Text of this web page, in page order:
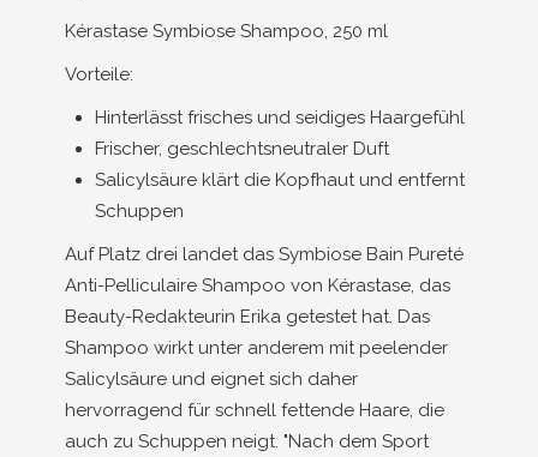
Kérastase Symbiose Shampoo, 250 ml
Vorteile:
Hinterlässt frisches und seidiges Haargefühl
Frischer, geschlechtsneutraler Duft
Salicylsäure klärt die Kopfhaut und entfernt
Schuppen
Auf Platz drei landet das Symbiose Bain Pureté
Anti-Pelliculaire Shampoo von Kérastase, das
Beauty-Redakteurin Erika getestet hat. Das
Shampoo wirkt unter anderem mit peelender
Salicylsäure und eignet sich daher
hervorragend für schnell fettende Haare, die
auch zu Schuppen neigt. "Nach dem Sport